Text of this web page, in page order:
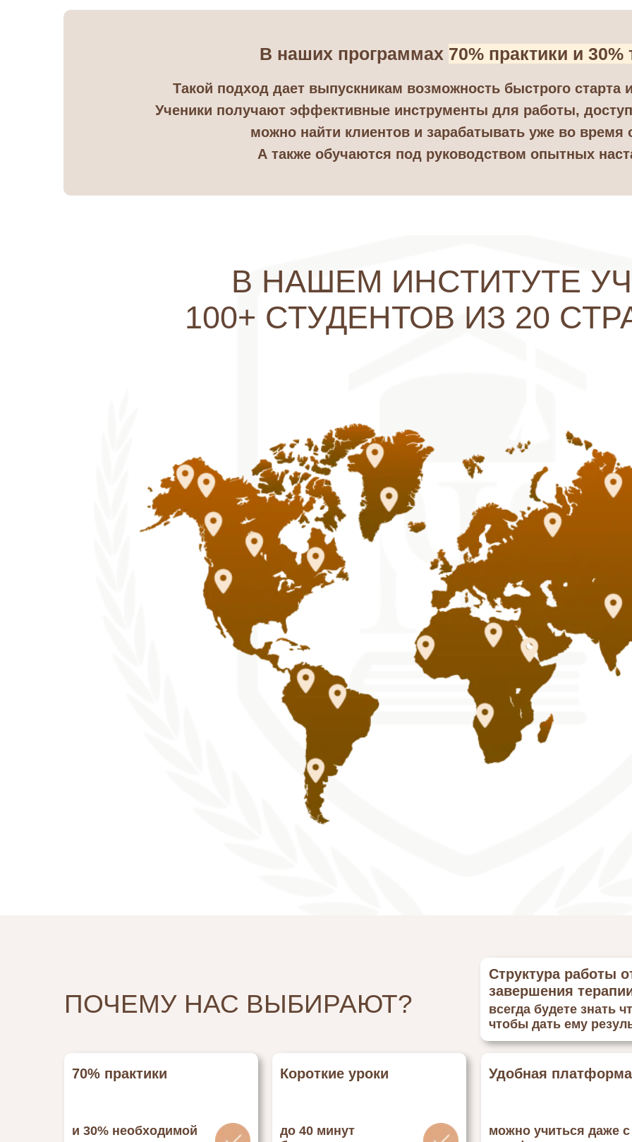
В наших программах 70% практики и 30%
Такой подход дает выпускникам возможность быстрого старта
Ученики получают эффективные инструменты для работы,
можно найти клиентов и зарабатывать уже во время
А также обучаются под руководством опытных
В наших программах
70% практики и 30% теории
Такой подход дает выпускникам возможность быстрого
Ученики получают эффективные инструменты для работы,
можно найти клиентов и зарабатывать уже во
В НАШЕМ ИНСТИТУТЕ
100+ СТУДЕНТОВ ИЗ 20 СТРАН
ПОЧЕМУ НАС ВЫБИРАЮТ?
Структура работы
завершения
всегда будете знать
чтобы дать ему
70% практики Короткие уроки Удобная платформа
и 30% необходимой
до 40 минут
можно учиться даже с